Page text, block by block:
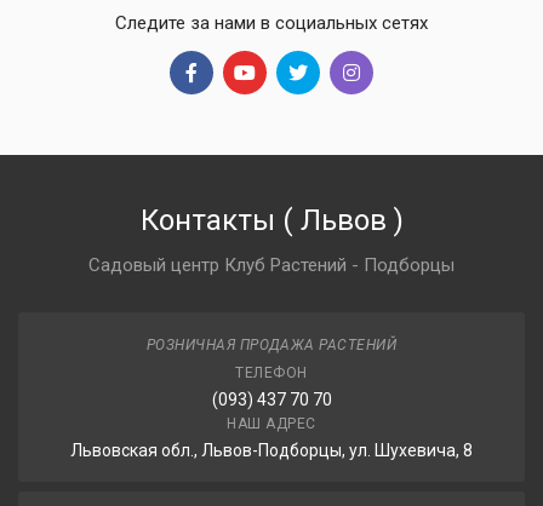
Следите за нами в социальных сетях
Контакты ( Львов )
Садовый центр Клуб Растений - Подборцы
РОЗНИЧНАЯ ПРОДАЖА РАСТЕНИЙ
ТЕЛЕФОН
(093) 437 70 70
НАШ АДРЕС
Львовская обл., Львов-Подборцы, ул. Шухевича, 8